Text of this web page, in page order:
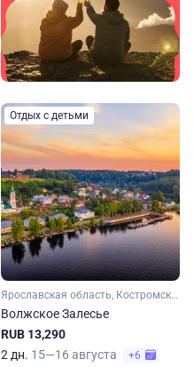
Отдых с детьми
Ярославская область, Костромская область, Ивановская область, Золотое кольцо, Малое Золотое кольцо
Волжское Залесье
RUB 13,290
2 дн. 15—16 августа +6